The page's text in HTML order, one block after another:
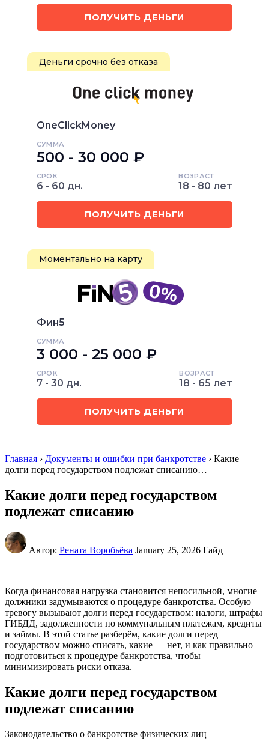
ПОЛУЧИТЬ ДЕНЬГИ
Деньги срочно без отказа
OneClickMoney
СУММА
500 - 30 000 ₽
СРОК
6 - 60 дн.
ВОЗРАСТ
18 - 80 лет
ПОЛУЧИТЬ ДЕНЬГИ
Моментально на карту
Фин5
СУММА
3 000 - 25 000 ₽
СРОК
7 - 30 дн.
ВОЗРАСТ
18 - 65 лет
ПОЛУЧИТЬ ДЕНЬГИ
Главная › Документы и ошибки при банкротстве › Какие
долги перед государством подлежат списанию…
Какие долги перед государством
подлежат списанию
Автор: Рената Воробьёва January 25, 2026 Гайд
Когда финансовая нагрузка становится непосильной, многие
должники задумываются о процедуре банкротства. Особую
тревогу вызывают долги перед государством: налоги, штрафы
ГИБДД, задолженности по коммунальным платежам, кредиты
и займы. В этой статье разберём, какие долги перед
государством можно списать, какие — нет, и как правильно
подготовиться к процедуре банкротства, чтобы
минимизировать риски отказа.
Какие долги перед государством
подлежат списанию
Законодательство о банкротстве физических лиц